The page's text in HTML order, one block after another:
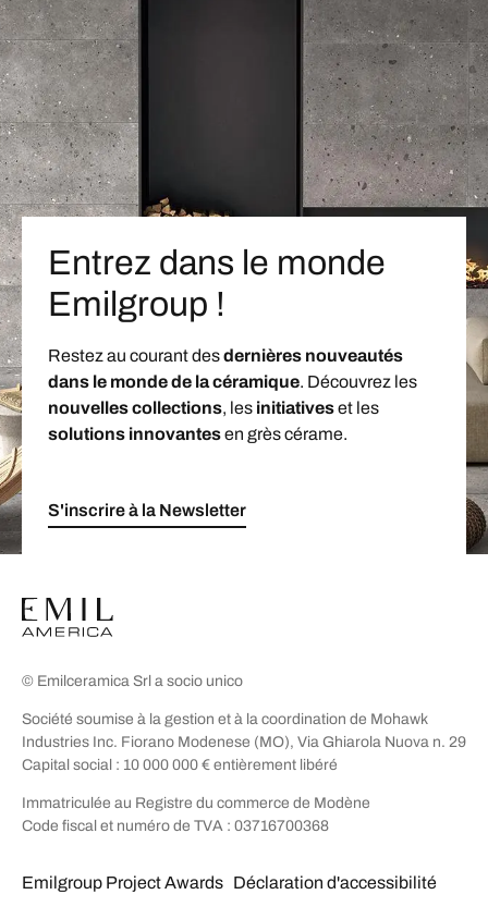
Entrez dans le monde
Emilgroup !
Restez au courant desdernières nouveautés
dans le monde de la céramique. Découvrez les
nouvelles collections, les initiativeset les
solutions innovantesen grès cérame.
S'inscrire à la Newsletter
© Emilceramica Srl a socio unico
Société soumise à la gestion et à la coordination de Mohawk
Industries Inc. Fiorano Modenese (MO), Via Ghiarola Nuova n. 29
Capital social : 10 000 000 € entièrement libéré
Immatriculée au Registre du commerce de Modène
Code fiscal et numéro de TVA : 03716700368
Emilgroup Project Awards Déclaration d'accessibilité